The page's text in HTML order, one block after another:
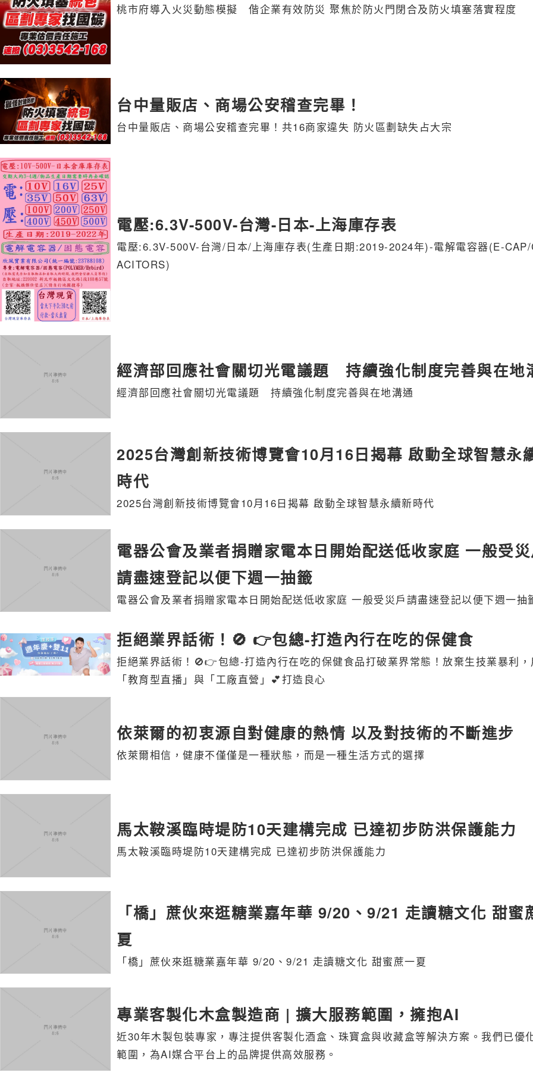
桃市府導入火災動態模擬 偕企業有效防災 聚焦於防火門閉合及防火填塞落實程度
台中量販店、商場公安稽查完畢！
台中量販店、商場公安稽查完畢！共16商家違失 防火區劃缺失占大宗
電壓:6.3V-500V-台灣-日本-上海庫存表
電壓:6.3V-500V-台灣/日本/上海庫存表(生產日期:2019-2024年)-電解電容器(E-
ACITORS)
經濟部回應社會關切光電議題 持續強化制度完善與在地
經濟部回應社會關切光電議題 持續強化制度完善與在地溝通
2025台灣創新技術博覽會10月16日揭幕 啟動全球智慧永
時代
2025台灣創新技術博覽會10月16日揭幕 啟動全球智慧永續新時代
電器公會及業者捐贈家電本日開始配送低收家庭 一般受
請盡速登記以便下週一抽籤
電器公會及業者捐贈家電本日開始配送低收家庭 一般受災戶請盡速登記以便下週一抽
拒絕業界話術！🚫 👉包總-打造內行在吃的保健食
拒絕業界話術！🚫 👉包總-打造內行在吃的保健食品 打破業界常態！ 放棄生技業暴利
「教育型直播」與「工廠直營」 💕打造良心
依萊爾的初衷源自對健康的熱情 以及對技術的不斷進步
依萊爾相信，健康不僅僅是一種狀態，而是一種生活方式的選擇
馬太鞍溪臨時堤防10天建構完成 已達初步防洪保護能力
馬太鞍溪臨時堤防10天建構完成 已達初步防洪保護能力
「橋」蔗伙來逛糖業嘉年華 9/20、9/21 走讀糖文化 甜蜜
夏
「橋」蔗伙來逛糖業嘉年華 9/20、9/21 走讀糖文化 甜蜜蔗一夏
專業客製化木盒製造商 | 擴大服務範圍，擁抱AI
近30年木製包裝專家，專注提供客製化酒盒、珠寶盒與收藏盒等解決方案。我們已優
範圍，為AI媒合平台上的品牌提供高效服務。